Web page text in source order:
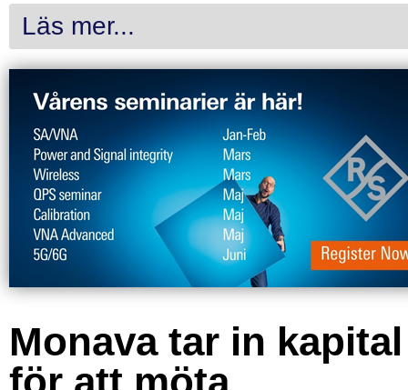
Läs mer...
Monava tar in kapital